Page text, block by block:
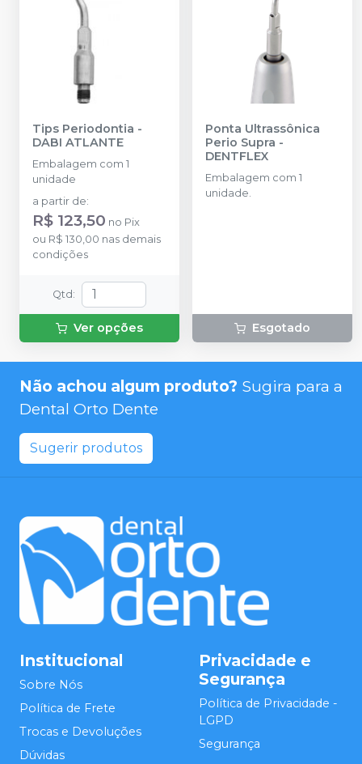
Tips Periodontia -
DABI ATLANTE
Embalagem com 1
unidade
a partir de:
R$ 123,50 no Pix
ou R$ 130,00 nas demais
condições
Qtd :
Ver opções
Ponta Ultrassônica
Perio Supra -
DENTFLEX
Embalagem com 1
unidade.
Esgotado
Não achou algum produto? Sugira para a
Dental Orto Dente
Sugerir produtos
Institucional
Sobre Nós
Política de Frete
Trocas e Devoluções
Dúvidas
Privacidade e
Segurança
Política de Privacidade -
LGPD
Segurança